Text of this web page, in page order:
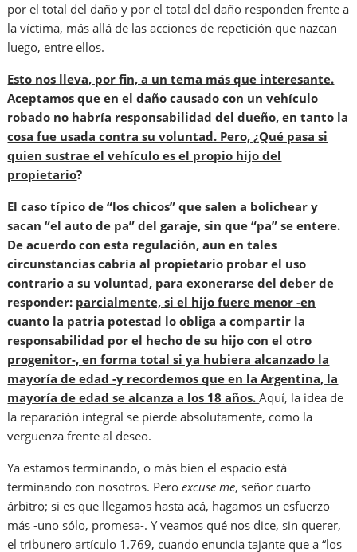
por el total del daño y por el total del daño responden frente a
la víctima, más allá de las acciones de repetición que nazcan
luego, entre ellos.
Esto nos lleva, por fin, a un tema más que interesante.
Aceptamos que en el daño causado con un vehículo
robado no habría responsabilidad del dueño, en tanto la
cosa fue usada contra su voluntad. Pero, ¿Qué pasa si
quien sustrae el vehículo es el propio hijo del
propietario?
El caso típico de “los chicos” que salen a bolichear y
sacan “el auto de pa” del garaje, sin que “pa” se entere.
De acuerdo con esta regulación, aun en tales
circunstancias cabría al propietario probar el uso
contrario a su voluntad, para exonerarse del deber de
responder: parcialmente, si el hijo fuere menor -en
cuanto la patria potestad lo obliga a compartir la
responsabilidad por el hecho de su hijo con el otro
progenitor-, en forma total si ya hubiera alcanzado la
mayoría de edad -y recordemos que en la Argentina, la
mayoría de edad se alcanza a los 18 años.Aquí, la idea de
la reparación integral se pierde absolutamente, como la
vergüenza frente al deseo.
Ya estamos terminando, o más bien el espacio está
terminando con nosotros. Peroexcuse me, señor cuarto
árbitro; si es que llegamos hasta acá, hagamos un esfuerzo
más -uno sólo, promesa-. Y veamos qué nos dice, sin querer,
el tribunero artículo 1.769, cuando enuncia tajante que a “los